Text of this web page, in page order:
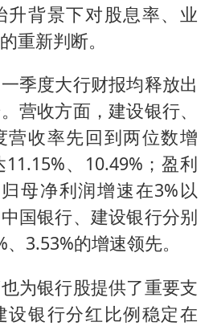
升背景下对股息率、业
重新判断。
季度大行财报均释放出
营收方面，建设银行、
营收率先回到两位数增
、10.49%；盈利
母净利润增速在3%以
国银行、建设银行分别
3.53%的增速领先。
为银行股提供了重要支
设银行分红比例稳定在